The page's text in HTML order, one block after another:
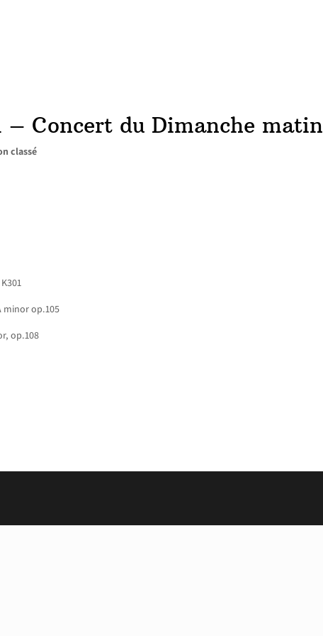
Concert du Dimanche matin
classé
minor op.105
op.108